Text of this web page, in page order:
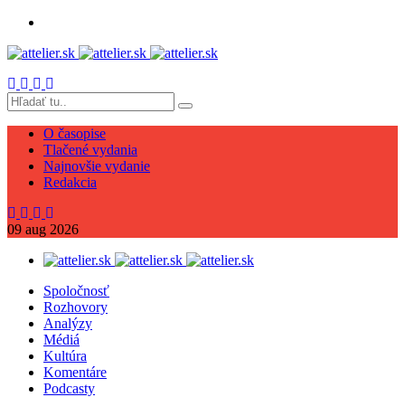
O časopise
Tlačené vydania
Najnovšie vydanie
Redakcia
09 aug 2026
Spoločnosť
Rozhovory
Analýzy
Médiá
Kultúra
Komentáre
Podcasty